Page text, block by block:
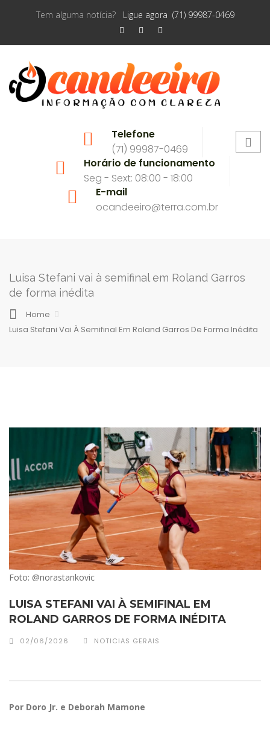
Tem alguma notícia? Ligue agora (71) 99987-0469
Telefone
(71) 99987-0469
Horário de funcionamento
Seg - Sext: 08:00 - 18:00
E-mail
ocandeeiro@terra.com.br
Luisa Stefani vai à semifinal em Roland Garros
de forma inédita
Home
Luisa Stefani Vai À Semifinal Em Roland Garros De Forma Inédita
Foto: @norastankovic
LUISA STEFANI VAI À SEMIFINAL EM
ROLAND GARROS DE FORMA INÉDITA
02/06/2026 NOTICIAS GERAIS
Por Doro Jr. e Deborah Mamone